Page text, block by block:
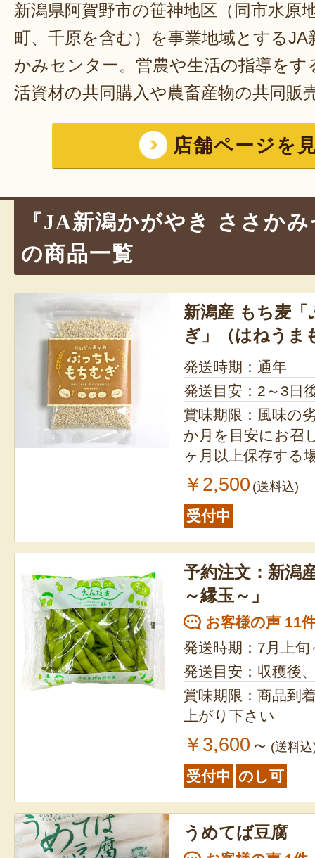
新潟県阿賀野市の笹神地区（同市水原
町、千原を含む）を事業地域とする
かみセンター。営農や生活の指導をす
活資材の共同購入や農畜産物の共同販
れ、農業生産資金や生活資金の貸し付
に必要な共同利用施設の設置、万一の
の活動を行う。そんな多種ある事業
れているのが、農作物栽培における「
づくりは土づくり」を合言葉に、独
きの子」を使用し、地域全体で環境保
は、全国に配置するグループの一つ
く、「笹神地区の一員」として、地
店舗ページを
『JA新潟かがやき ささか
の商品一覧
新潟産 もち麦
ぎ」（はねうま
発送時期：通年
発送目安：2～3日
賞味期限：風味の
か月を目安にお召
ヶ月以上保存する
ださい。
￥2,500 (送料込)
受付中
予約注文：新潟
～縁玉～」
お客様の声 11
発送時期：7月上旬
発送目安：収穫後
賞味期限：商品到
上がり下さい
￥3,600 ～ (送料
受付中 のし可
うめてば豆腐